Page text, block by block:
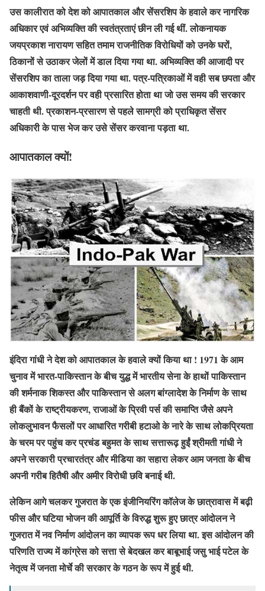
उस कालीरात को देश को आपातकाल और सेंसरशिप के हवाले कर नागरिक
अधिकार एवं अभिव्यक्ति की स्वतंत्रताएं छीन ली गई थीं. लोकनायक
जयप्रकाश नारायण सहित तमाम राजनीतिक विरोधियों को उनके घरों,
ठिकानों से उठाकर जेलों में डाल दिया गया था. अभिव्यक्ति की आजादी पर
सेंसरशिप का ताला जड़ दिया गया था. पत्र-पत्रिकाओं में वही सब छपता और
आकाशवाणी-दूरदर्शन पर वही प्रसारित होता था जो उस समय की सरकार
चाहती थी. प्रकाशन-प्रसारण से पहले सामग्री को प्राधिकृत सेंसर
अधिकारी के पास भेज कर उसे सेंसर करवाना पड़ता था.
आपातकाल क्यों!
इंदिरा गांधी ने देश को आपातकाल के हवाले क्यों किया था ! 1971 के आम
चुनाव में भारत-पाकिस्तान के बीच युद्ध में भारतीय सेना के हाथों पाकिस्तान
की शर्मनाक शिकस्त और पाकिस्तान से अलग बांग्लादेश के निर्माण के साथ
ही बैंकों के राष्ट्रीयकरण, राजाओं के प्रिवी पर्स की समाप्ति जैसे अपने
लोकलुभावन फैसलों पर आधारित गरीबी हटाओ के नारे के साथ लोकप्रियता
के चरम पर पहुंच कर प्रचंड बहुमत के साथ सत्तारूढ़ हुईं श्रीमती गांधी ने
अपने सरकारी प्रचारतंत्र और मीडिया का सहारा लेकर आम जनता के बीच
अपनी गरीब हितैषी और अमीर विरोधी छवि बनाई थी.
लेकिन आगे चलकर गुजरात के एक इंजीनियरिंग कॉलेज के छात्रावास में बढ़ी
फीस और घटिया भोजन की आपूर्ति के विरुद्ध शुरू हुए छात्र आंदोलन ने
गुजरात में नव निर्माण आंदोलन का व्यापक रूप धर लिया था. इस आंदोलन की
परिणति राज्य में कांग्रेस को सत्ता से बेदखल कर बाबूभाई जसु भाई पटेल के
नेतृत्व में जनता मोर्चे की सरकार के गठन के रूप में हुई थी.